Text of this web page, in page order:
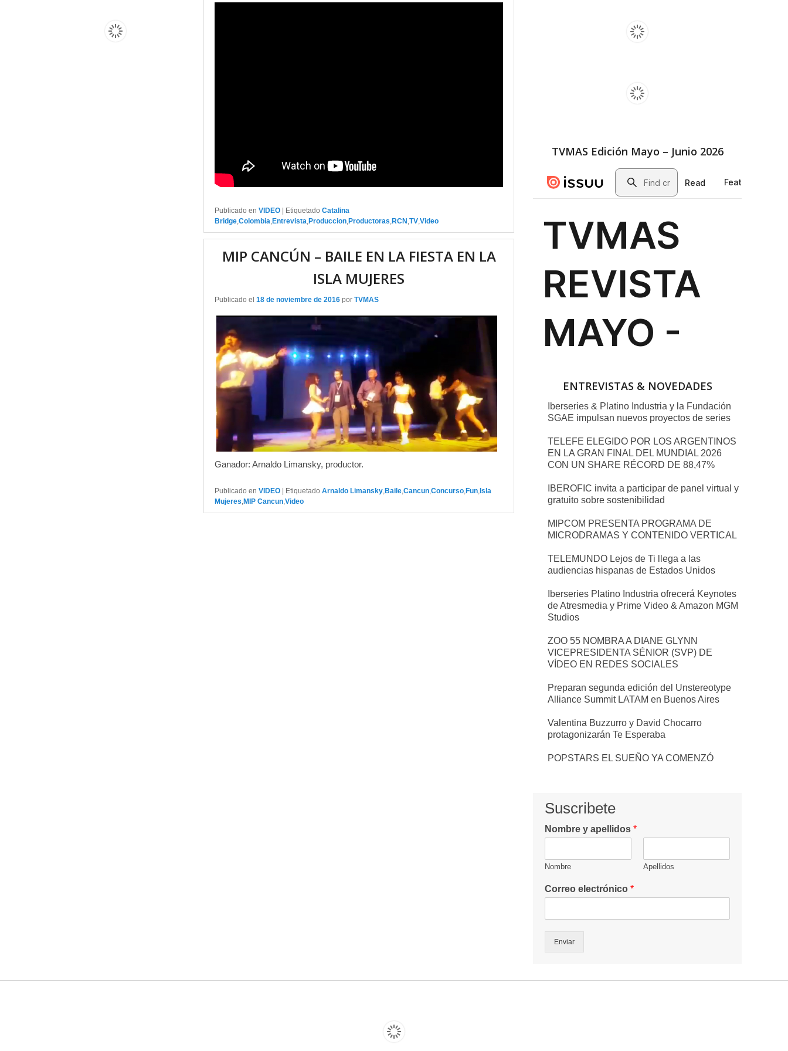
Publicado en VIDEO Etiquetado Catalina
Bridge,Colombia,Entrevista,Produccion,Productoras,RCN ,TV,Video
MIP CANCÚN – BAILE EN LA FIESTA EN LA
ISLA MUJERES
Publicado el 18 de noviembre de 2016 por TVMAS
Ganador: Arnaldo Limansky, productor.
Publicado en VIDEO Etiquetado Arnaldo Limansky,Baile,Cancun,Concurso,Fun, Isla
Mujeres,MIP Cancun,Video
TVMAS Edición Mayo – Junio 2026
ENTREVISTAS & NOVEDADES
Iberseries & Platino Industria y la Fundación
SGAE impulsan nuevos proyectos de series
TELEFE ELEGIDO POR LOS ARGENTINOS
EN LA GRAN FINAL DEL MUNDIAL 2026
CON UN SHARE RÉCORD DE 88,47%
IBEROFIC invita a participar de panel virtual y
gratuito sobre sostenibilidad
MIPCOM PRESENTA PROGRAMA DE
MICRODRAMAS Y CONTENIDO VERTICAL
TELEMUNDO Lejos de Ti llega a las
audiencias hispanas de Estados Unidos
Iberseries Platino Industria ofrecerá Keynotes
de Atresmedia y Prime Video & Amazon MGM
Studios
ZOO 55 NOMBRA A DIANE GLYNN
VICEPRESIDENTA SÉNIOR (SVP) DE
VÍDEO EN REDES SOCIALES
Preparan segunda edición del Unstereotype
Alliance Summit LATAM en Buenos Aires
Valentina Buzzurro y David Chocarro
protagonizarán Te Esperaba
POPSTARS EL SUEÑO YA COMENZÓ
Suscribete
Nombre y apellidos *
Nombre Apellidos
Correo electrónico *
Enviar